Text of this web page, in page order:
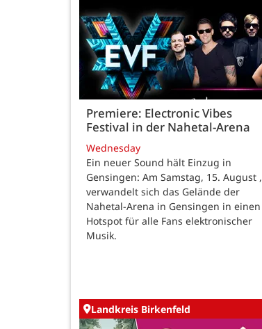
Premiere: Electronic Vibes
Festival in der Nahetal-Arena
Wednesday
Ein neuer Sound hält Einzug in
Gensingen: Am Samstag, 15. August ,
verwandelt sich das Gelände der
Nahetal-Arena in Gensingen in einen
Hotspot für alle Fans elektronischer
Musik.
Landkreis Birkenfeld